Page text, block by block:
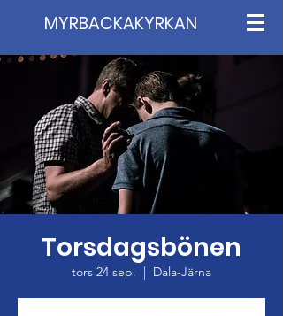
MYRBACKAKYRKAN
Torsdagsbönen
tors 24 sep.
  |
Dala-Järna